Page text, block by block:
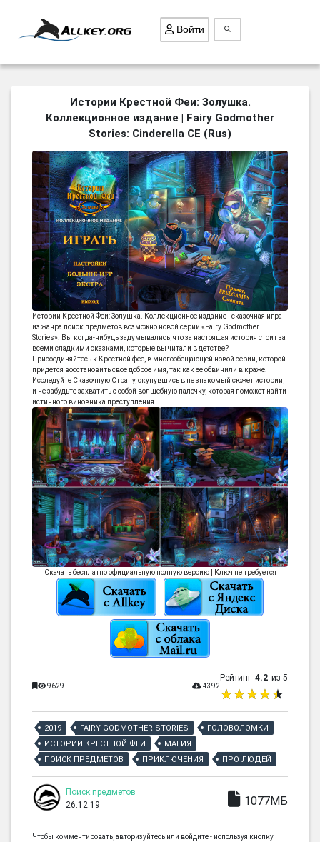
ВСЕ ИГРЫ
ПОИСК ПРЕДМЕТОВ
БИЗНЕС
ТРИ-В-РЯД
СТРАТЕГИИ
СТРЕЛЯЛКИ
КВЕСТ
КАК СКАЧАТЬ
НОВОСТИ
Войти
Истории Крестной Феи: Золушка.
Коллекционное издание | Fairy Godmother
Stories: Cinderella CE (Rus)
Истории Крестной Феи: Золушка. Коллекционное издание - сказочная игра
из жанра поиск предметов возможно новой серии «Fairy Godmother
Stories». Вы когда-нибудь задумывались, что за настоящая история стоит за
всеми сладкими сказками, которые вы читали в детстве?
Присоединяйтесь к Крестной фее, в многообещающей новой серии, которой
придется восстановить свое доброе имя, так как ее обвинили в краже.
Исследуйте Сказочную Страну, окунувшись в не знакомый сюжет истории,
и не забудьте захватить с собой волшебную палочку, которая поможет найти
истинного виновника преступления.
Скачать бесплатно официальную полную версию | Ключ не требуется
9629 4392
Рейтинг 4.2 из 5
2019 FAIRY GODMOTHER STORIES
ГОЛОВОЛОМКИ
ИСТОРИИ КРЕСТНОЙ ФЕИ
МАГИЯ
ПОИСК ПРЕДМЕТОВ
ПРИКЛЮЧЕНИЯ ПРО ЛЮДЕЙ
Поиск предметов
26.12.19
1077МБ
Чтобы комментировать, авторизуйтесь или войдите - используя кнопку